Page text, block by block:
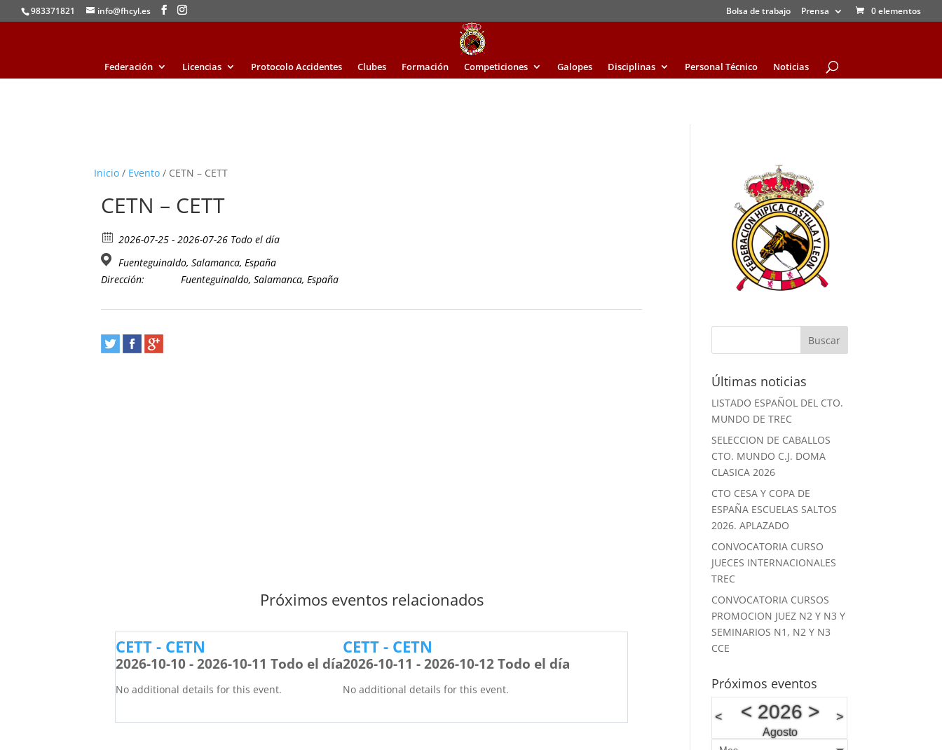
983371821 info@fhcyl.es Bolsa de trabajo Prensa 0 elementos
Federación Licencias Protocolo Accidentes Clubes Formación Competiciones Galopes Disciplinas Personal Técnico Noticias
Inicio / Evento / CETN – CETT
CETN – CETT
2026-07-25 - 2026-07-26 Todo el día
Fuenteguinaldo, Salamanca, España
Dirección:
Fuenteguinaldo, Salamanca, España
Próximos eventos relacionados
CETT - CETN
2026-10-10 - 2026-10-11 Todo el día
No additional details for this event.
CETT - CETN
2026-10-11 - 2026-10-12 Todo el día
No additional details for this event.
Últimas noticias
LISTADO ESPAÑOL DEL CTO.
MUNDO DE TREC
SELECCION DE CABALLOS
CTO. MUNDO C.J. DOMA
CLASICA 2026
CTO CESA Y COPA DE
ESPAÑA ESCUELAS SALTOS
2026. APLAZADO
CONVOCATORIA CURSO
JUECES INTERNACIONALES
TREC
CONVOCATORIA CURSOS
PROMOCION JUEZ N2 Y N3 Y
SEMINARIOS N1, N2 Y N3
CCE
Próximos eventos
< <2026 >
Agosto
>